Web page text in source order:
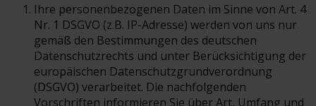
Ihre personenbezogenen Daten im Sinne von Art. 4
Nr. 1 DSGVO (z.B. IP-Adresse) werden von uns nur
gemäß den Bestimmungen des deutschen
Datenschutzrechts und unter Berücksichtigung der
europäischen Datenschutzgrundverordnung
(DSGVO) verarbeitet. Die nachfolgenden
Vorschriften informieren Sie über Art, Umfang und